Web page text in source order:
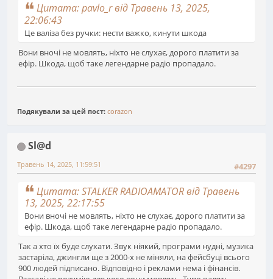
Цитата: pavlo_r від Травень 13, 2025,
22:06:43
Це валіза без ручки: нести важко, кинути шкода
Вони вночі не мовлять, ніхто не слухає, дорого платити за
ефір. Шкода, щоб таке легендарне радіо пропадало.
Подякували за цей пост: corazon
Sl@d
#4297
Травень 14, 2025, 11:59:51
Цитата: STALKER RADIOAMATOR від Травень
13, 2025, 22:17:55
Вони вночі не мовлять, ніхто не слухає, дорого платити за
ефір. Шкода, щоб таке легендарне радіо пропадало.
Так а хто їх буде слухати. Звук ніякий, програми нудні, музика
застаріла, джингли ще з 2000-х не міняли, на фейсбуці всього
900 людей підписано. Відповідно і реклами нема і фінансів.